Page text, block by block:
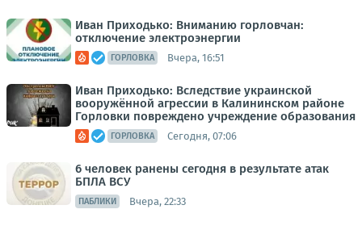
Иван Приходько: Вниманию горловчан:
отключение электроэнергии
ГОРЛОВКА Вчера, 16:51
Иван Приходько: Вследствие украинской
вооружённой агрессии в Калининском районе
Горловки повреждено учреждение образования
ГОРЛОВКА Сегодня, 07:06
6 человек ранены сегодня в результате атак
БПЛА ВСУ
ПАБЛИКИ Вчера, 22:33